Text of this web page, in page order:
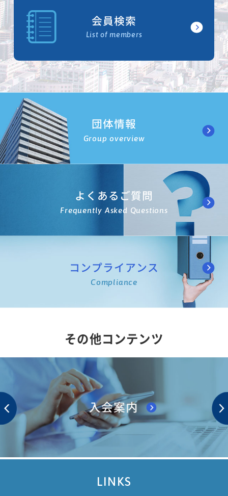
会員検索
List of members
団体情報
Group overview
よくあるご質問
Frequently Asked Questions
コンプライアンス
Compliance
その他コンテンツ
LINKS